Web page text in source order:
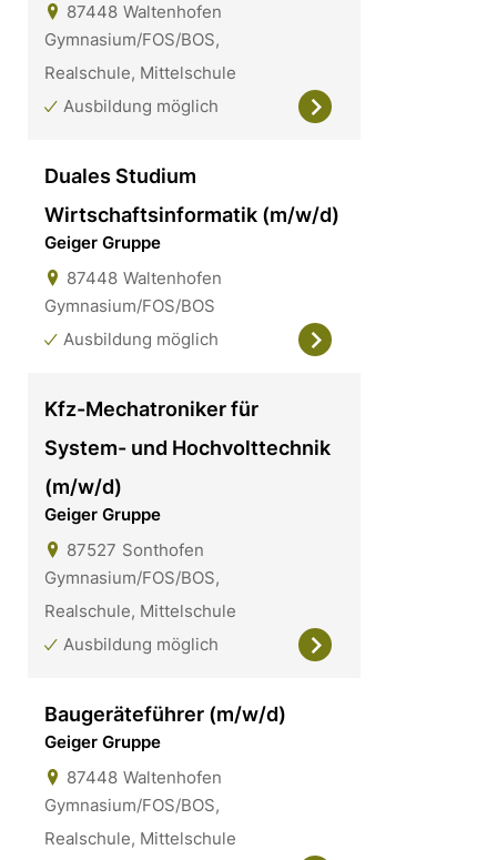
87448 Waltenhofen
Gymnasium/FOS/BOS,
Realschule, Mittelschule
Ausbildung möglich
Duales Studium
Wirtschaftsinformatik (m/w/d)
Geiger Gruppe
87448 Waltenhofen
Gymnasium/FOS/BOS
Ausbildung möglich
Kfz-Mechatroniker für
System- und Hochvolttechnik
(m/w/d)
Geiger Gruppe
87527 Sonthofen
Gymnasium/FOS/BOS,
Realschule, Mittelschule
Ausbildung möglich
Baugeräteführer (m/w/d)
Geiger Gruppe
87448 Waltenhofen
Gymnasium/FOS/BOS,
Realschule, Mittelschule